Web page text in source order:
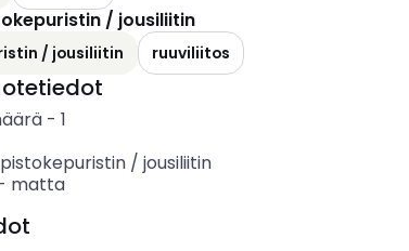
/ jousiliitin
vaihtoehdot
/ jousiliitin ruuviliitos
- 1
pistokepuristin / jousiliitin
matta